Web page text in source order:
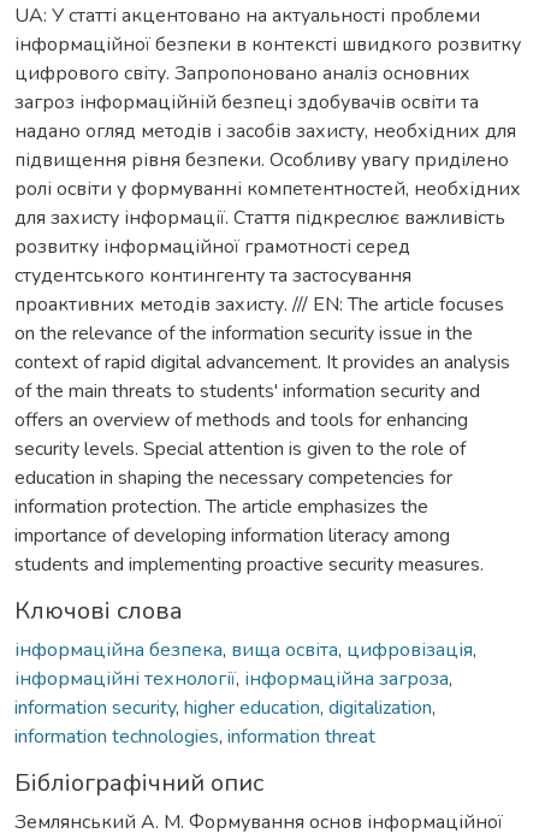
UA: У статті акцентовано на актуальності проблеми
інформаційної безпеки в контексті швидкого розвитку
цифрового світу. Запропоновано аналіз основних
загроз інформаційній безпеці здобувачів освіти та
надано огляд методів і засобів захисту, необхідних для
підвищення рівня безпеки. Особливу увагу приділено
ролі освіти у формуванні компетентностей, необхідних
для захисту інформації. Стаття підкреслює важливість
розвитку інформаційної грамотності серед
студентського контингенту та застосування
проактивних методів захисту. /// EN: The article focuses
on the relevance of the information security issue in the
context of rapid digital advancement. It provides an analysis
of the main threats to students' information security and
offers an overview of methods and tools for enhancing
security levels. Special attention is given to the role of
education in shaping the necessary competencies for
information protection. The article emphasizes the
importance of developing information literacy among
students and implementing proactive security measures.
Ключові слова
інформаційна безпека, вища освіта, цифровізація,
інформаційні технології, інформаційна загроза,
information security, higher education, digitalization,
information technologies, information threat
Бібліографічний опис
Землянський А. М. Формування основ інформаційної